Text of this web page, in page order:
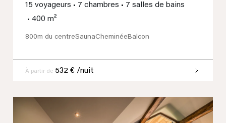
15 voyageurs • 7 chambres • 7 salles de bains
• 400 m²
800m du centreSaunaCheminée Balcon
À partir de 532 € /nuit